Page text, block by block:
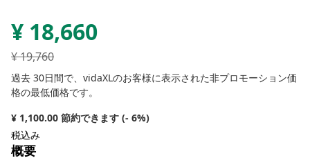
¥ 18,660
¥19,760
過去 30日間で、vidaXLのお客様に表示された非プロモーション価
格の最低価格です。
¥ 1,100.00 節約できます (- 6%)
税込み
概要